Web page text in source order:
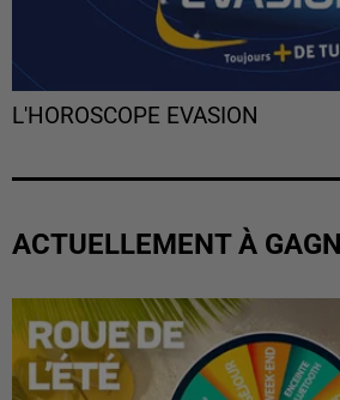
L'HOROSCOPE EVASION
ACTUELLEMENT À